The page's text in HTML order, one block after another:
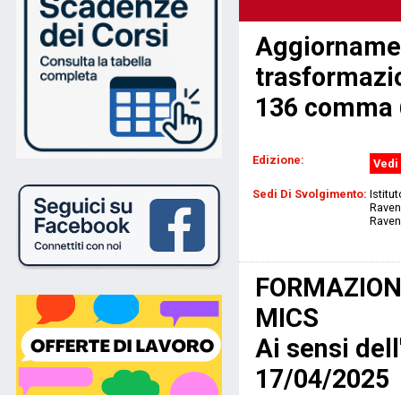
136 comma
Edizione: Vedi
Sedi Di Svolgimento:
MICS
Ai sensi
17/04/2025